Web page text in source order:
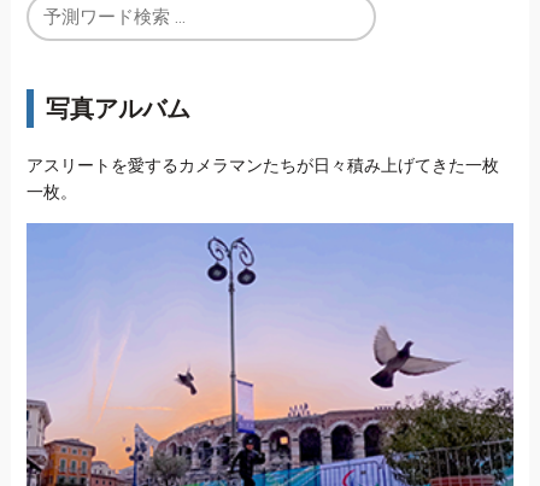
写真アルバム
アスリートを愛するカメラマンたちが日々積み上げてきた一枚
一枚。